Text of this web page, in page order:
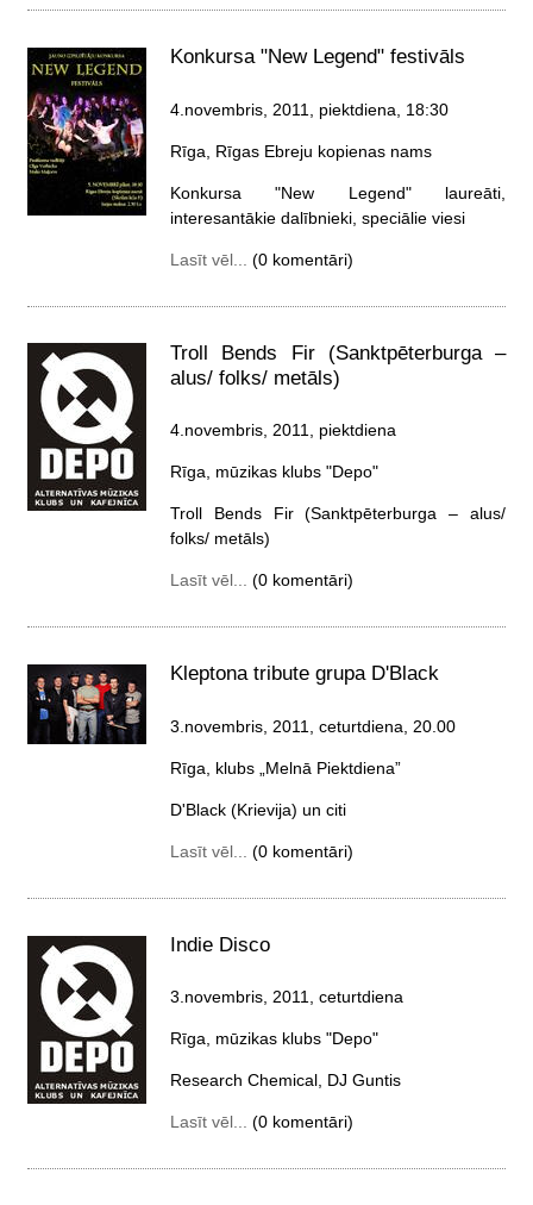
Konkursa "New Legend" festivāls
4.novembris, 2011, piektdiena , 18:30
Rīga, Rīgas Ebreju kopienas nams
Konkursa "New Legend" laureāti,
interesantākie dalībnieki, speciālie viesi
Lasīt vēl... (0 komentāri)
Troll Bends Fir (Sanktpēterburga –
alus/ folks/ metāls)
4.novembris, 2011, piektdiena
Rīga, mūzikas klubs "Depo"
Troll Bends Fir (Sanktpēterburga – alus/
folks/ metāls)
Lasīt vēl... (0 komentāri)
Kleptona tribute grupa D'Black
3.novembris, 2011, ceturtdiena , 20.00
Rīga, klubs „Melnā Piektdiena”
D'Black (Krievija) un citi
Lasīt vēl... (0 komentāri)
Indie Disco
3.novembris, 2011, ceturtdiena
Rīga, mūzikas klubs "Depo"
Research Chemical, DJ Guntis
Lasīt vēl... (0 komentāri)